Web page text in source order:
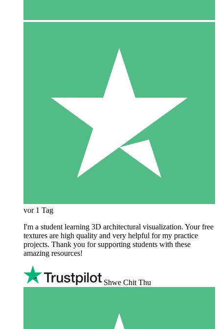
vor 1 Tag
I'm a student learning 3D architectural visualization. Your free
textures are high quality and very helpful for my practice
projects. Thank you for supporting students with these
amazing resources!
Shwe Chit Thu